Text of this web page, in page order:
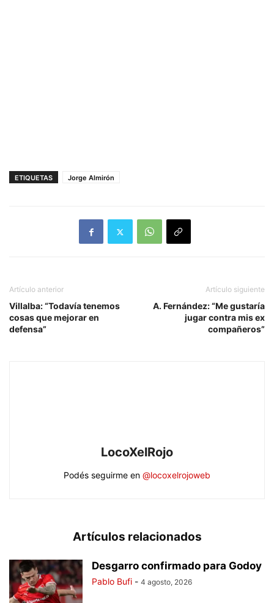
ETIQUETAS Jorge Almirón
Artículo anterior
Villalba: “Todavía tenemos
cosas que mejorar en
defensa”
Artículo siguiente
A. Fernández: “Me gustaría
jugar contra mis ex
compañeros”
LocoXelRojo
Podés seguirme en @locoxelrojoweb
Artículos relacionados
Desgarro confirmado para Godoy
Pablo Bufi - 4 agosto, 2026